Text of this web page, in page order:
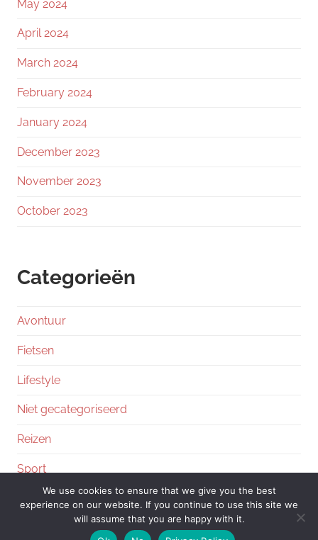
May 2024
April 2024
March 2024
February 2024
January 2024
December 2023
November 2023
October 2023
Categorieën
Avontuur
Fietsen
Lifestyle
Niet gecategoriseerd
Reizen
Sport
WordPress Theme: Chronus by ThemeZee.
We use cookies to ensure that we give you the best
experience on our website. If you continue to use this site we
will assume that you are happy with it.